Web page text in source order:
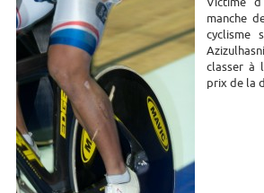
manche
cyclisme
classer à
prix de la